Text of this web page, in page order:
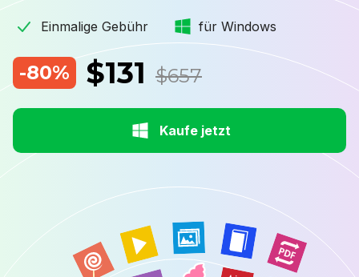
Einmalige Gebühr für Windows
-80% $131 $657
Kaufe jetzt